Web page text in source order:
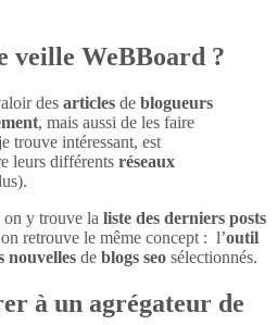
veille WeBBoard ?
des articles de blogueurs
, mais aussi de les faire
trouve intéressant, est
leurs différents réseaux
on y trouve la liste des derniers posts
retrouve le même concept : l’outil
nouvelles de blogs seo sélectionnés.
à un agrégateur de